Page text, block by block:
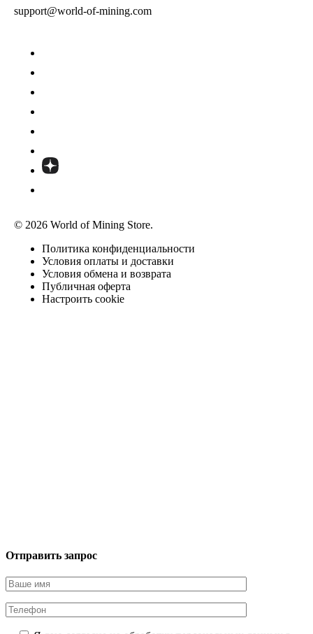
support@world-of-mining.com
© 2026 World of Mining Store.
Политика конфиденциальности
Условия оплаты и доставки
Условия обмена и возврата
Публичная оферта
Настроить cookie
Отправить запрос